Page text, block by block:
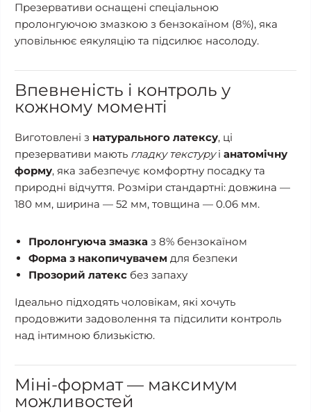
Презервативи оснащені спеціальною
пролонгуючою змазкою з бензокаїном (8%), яка
уповільнює еякуляцію та підсилює насолоду.
Впевненість і контроль у
кожному моменті
Виготовлені з натурального латексу, ці
презервативи мають гладку текстуруі анатомічну
форму, яка забезпечує комфортну посадку та
природні відчуття. Розміри стандартні: довжина —
180 мм, ширина — 52 мм, товщина — 0.06 мм.
Пролонгуюча змазка з 8% бензокаїном
Форма з накопичувачем для безпеки
Прозорий латекс без запаху
Ідеально підходять чоловікам, які хочуть
продовжити задоволення та підсилити контроль
над інтимною близькістю.
Міні-формат — максимум
можливостей